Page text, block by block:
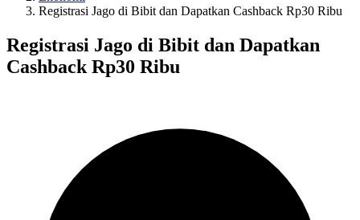
Registrasi Jago di Bibit dan Dapatkan Cashback Rp30 Ribu
Registrasi Jago di Bibit dan Dapatkan
Cashback Rp30 Ribu